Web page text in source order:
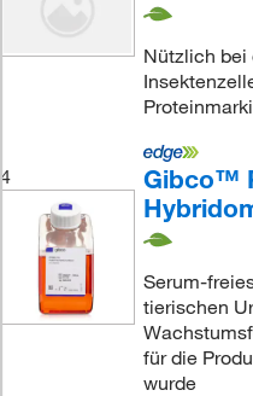
Nützlich bei
4
Gibco™
Serum-
tierischen
für die
wurde